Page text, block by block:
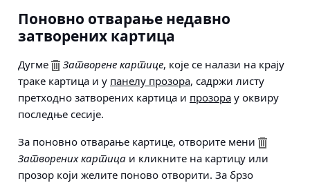
Поновно отварање недавно
затворених картица
Дугме Затворене картице, које се налази на крају
траке картица и у панелу прозора, садржи листу
претходно затворених картица и прозора у оквиру
последње сесије.
За поновно отварање картице, отворите мени
Затворених картица и кликните на картицу или
прозор који желите поново отворити. За брзо